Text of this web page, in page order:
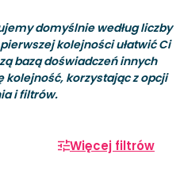
domyślnie według liczby
kolejności ułatwić Ci
bazą doświadczeń innych
kolejność, korzystając z opcji
i filtrów.
Więcej filtrów